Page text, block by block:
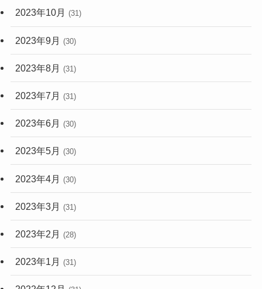
2023年10月 (31)
2023年9月 (30)
2023年8月 (31)
2023年7月 (31)
2023年6月 (30)
2023年5月 (30)
2023年4月 (30)
2023年3月 (31)
2023年2月 (28)
2023年1月 (31)